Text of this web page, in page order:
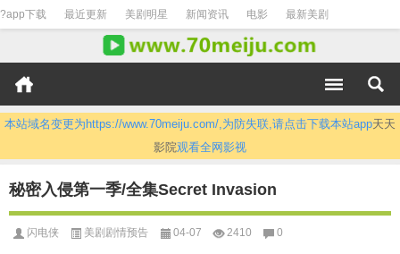
?app下载 最近更新 美剧明星 新闻资讯 电影 最新美剧
本站域名变更为https://www.70meiju.com/,为防失联,请点击下载本站app天天
影院观看全网影视
秘密入侵第一季/全集Secret Invasion
闪电侠 美剧剧情预告 04-07 2410 0